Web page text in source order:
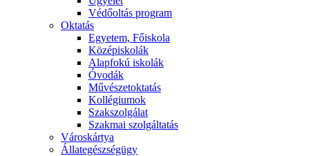
Védőoltás program
Oktatás
Egyetem, Főiskola
Középiskolák
Alapfokú iskolák
Óvodák
Művészetoktatás
Kollégiumok
Szakszolgálat
Szakmai szolgáltatás
Városkártya
Állategészségügy